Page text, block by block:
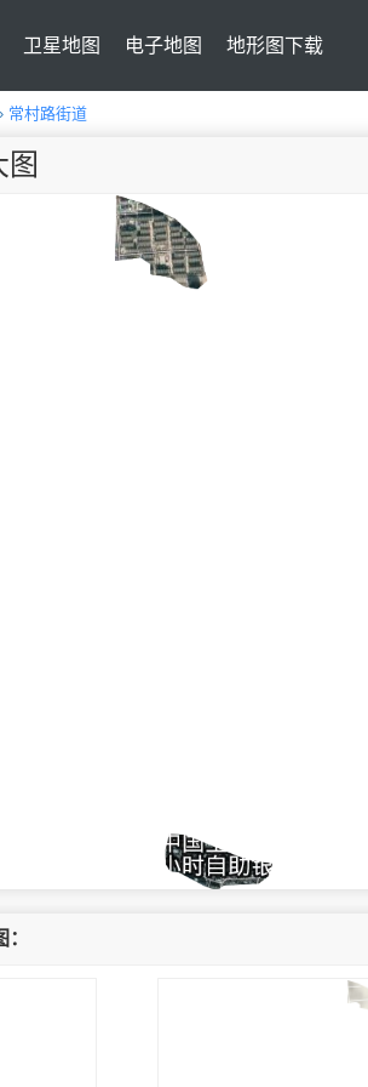
卫星地图 电子地图 地形图下载
常村路街道